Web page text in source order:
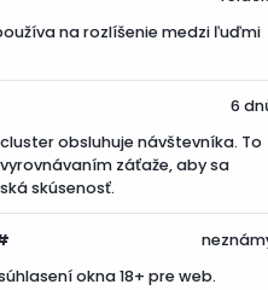
na rozlíšenie medzi ľuďmi
obsluhuje návštevníka. To
záťaže, aby sa
skúsenosť.
6
okna 18+ pre web.